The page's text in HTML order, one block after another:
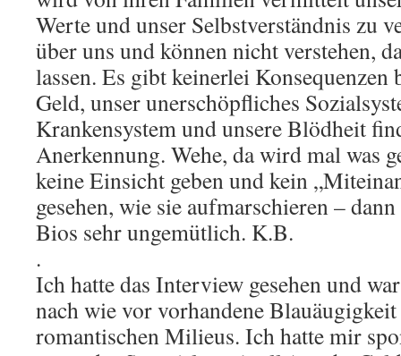
Werte und unser Selbstverständnis zu
über uns und können nicht verstehen,
lassen. Es gibt keinerlei Konsequenzen
Geld, unser unerschöpfliches
Krankensystem und unsere Blödheit
Anerkennung. Wehe, da wird mal was
keine Einsicht geben und kein
gesehen, wie sie aufmarschieren –
Bios sehr ungemütlich. K.B.
.
Ich hatte das Interview gesehen und
nach wie vor vorhandene
romantischen Milieus. Ich hatte mir